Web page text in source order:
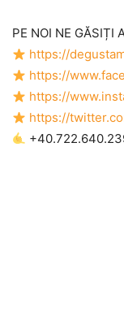
PE NOI NE GĂSIȚI
https://
https://
https://
https://